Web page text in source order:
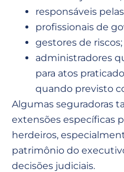
responsáveis
profissionais de
gestores de riscos;
administradores
para atos
quando previsto
Algumas seguradoras
extensões específicas
herdeiros,
patrimônio do
decisões judiciais.